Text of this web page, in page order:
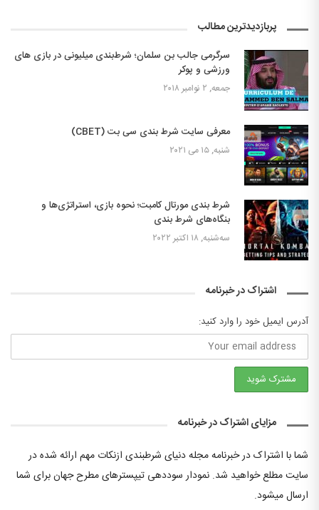
پربازدیدترین مطالب
سرگرمی جالب بن سلمان؛ شرط‌بندی میلیونی در بازی های
ورزشی و پوکر
جمعه, ۲ نوامبر ۲۰۱۸
معرفی سایت شرط بندی سی بت (CBET)
شنبه, ۱۵ می ۲۰۲۱
شرط بندی مورتال کامبت؛ نحوه بازی، استراتژی‌ها و
بنگاه‌های شرط بندی
سه‌شنبه, ۱۸ اکتبر ۲۰۲۲
اشتراک در خبرنامه
آدرس ایمیل خود را وارد کنید:
مزایای اشتراک در خبرنامه
شما با اشتراک در خبرنامه مجله دنیای شرطبندی ازنکات مهم ارائه شده در
سایت مطلع خواهید شد. نمودار سوددهی تیپسترهای مطرح جهان برای شما
ارسال میشود.